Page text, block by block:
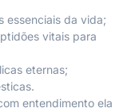
essenciais da vida;
vitais para
eternas;
entendimento ela